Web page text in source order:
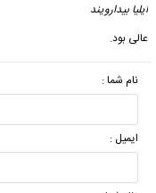
ایلیا بیدارویند
عالی بود.
نام شما :
ایمیل :